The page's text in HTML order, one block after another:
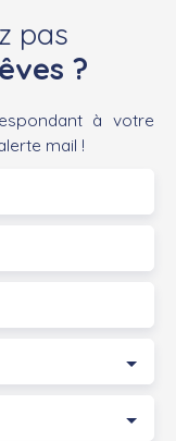
pas
?
à votre
mail !